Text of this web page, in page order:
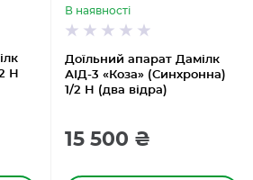
Н
Доїльний апарат Дамілк
АІД-3 «Коза» (Синхронна)
1/2 Н (два відра)
В наявності
15 500 ₴